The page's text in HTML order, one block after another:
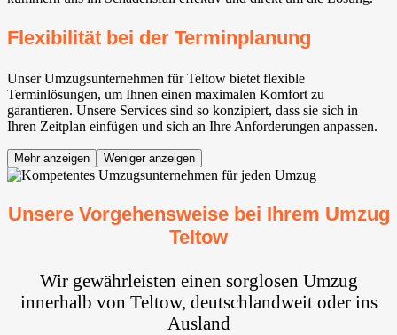
Flexibilität bei der Terminplanung
Unser Umzugsunternehmen für Teltow bietet flexible
Terminlösungen, um Ihnen einen maximalen Komfort zu
garantieren. Unsere Services sind so konzipiert, dass sie sich in
Ihren Zeitplan einfügen und sich an Ihre Anforderungen anpassen.
Mehr anzeigen Weniger anzeigen
Unsere Vorgehensweise bei Ihrem Umzug
Teltow
Wir gewährleisten einen sorglosen Umzug
innerhalb von Teltow, deutschlandweit oder ins
Ausland